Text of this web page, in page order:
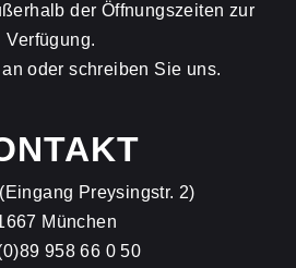
der Öffnungszeiten zur
Verfügung.
oder schreiben Sie uns.
Preysingstr. 2)
München
958 66 0 50